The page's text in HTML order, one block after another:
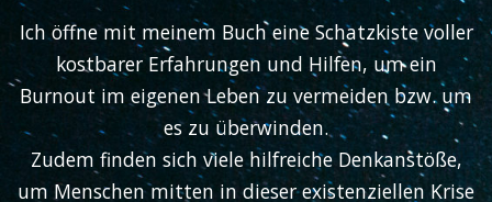
Ich öffne mit meinem Buch eine Schatzkiste voller
kostbarer Erfahrungen und Hilfen, um ein
Burnout im eigenen Leben zu vermeiden bzw. um
es zu überwinden.
Zudem finden sich viele hilfreiche Denkanstöße,
um Menschen mitten in dieser existenziellen Krise